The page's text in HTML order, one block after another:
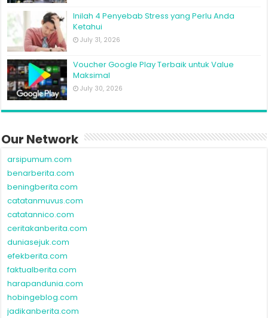
Inilah 4 Penyebab Stress yang Perlu Anda
Ketahui
July 31, 2026
Voucher Google Play Terbaik untuk Value
Maksimal
July 30, 2026
Our Network
arsipumum.com
benarberita.com
beningberita.com
catatanmuvus.com
catatannico.com
ceritakanberita.com
duniasejuk.com
efekberita.com
faktualberita.com
harapandunia.com
hobingeblog.com
jadikanberita.com